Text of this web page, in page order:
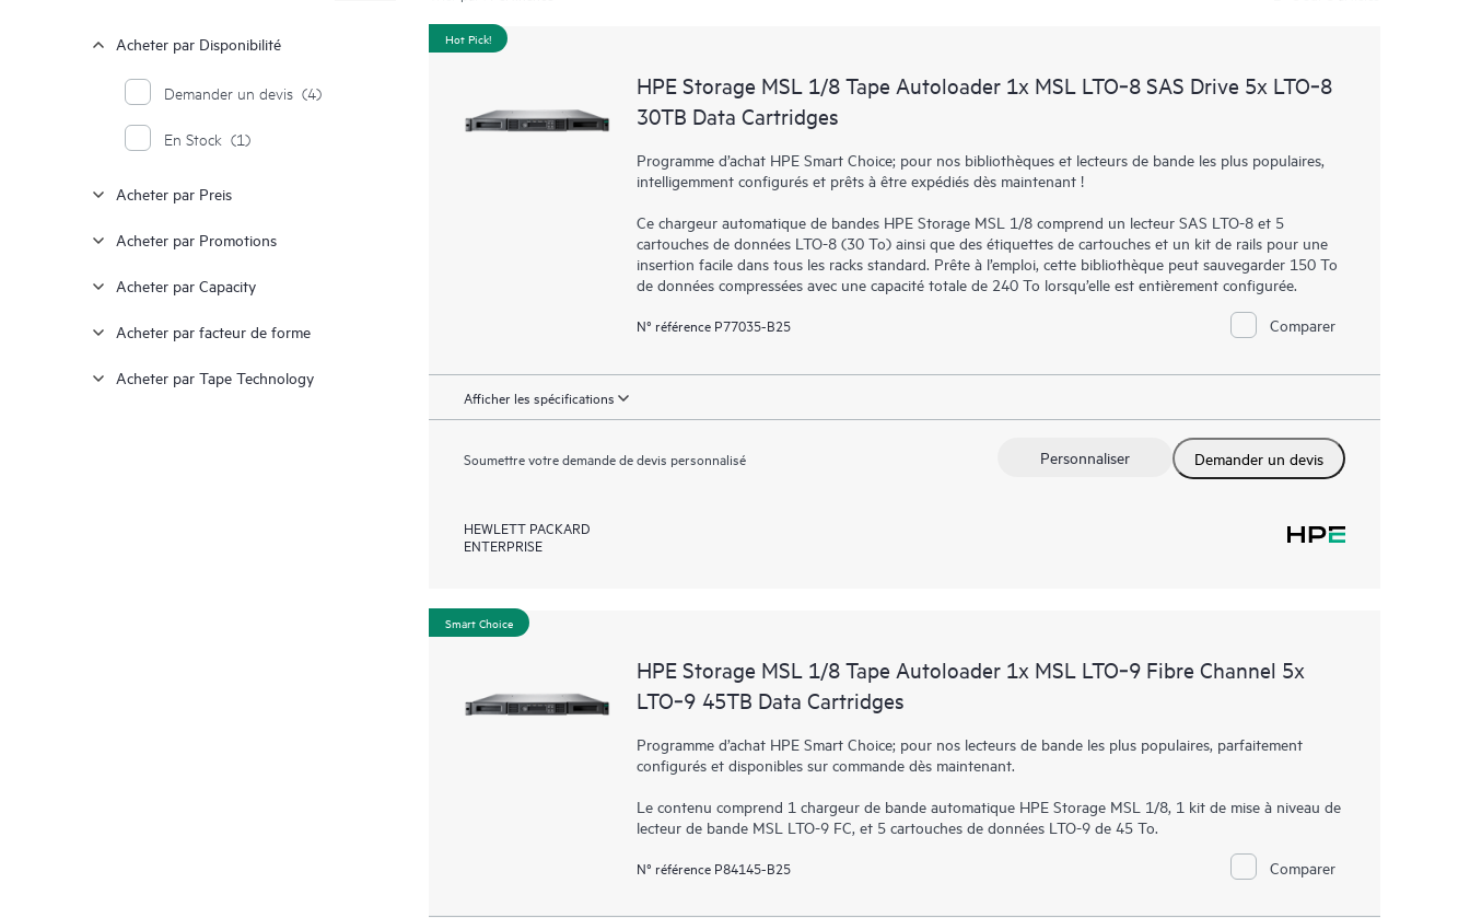
Acheter par Disponibilité
Demander un devis (4)
En Stock (1)
Acheter par Preis
Acheter par Promotions
Acheter par Capacity
Acheter par facteur de forme
Acheter par Tape Technology
Hot Pick!
HPE Storage MSL 1/8 Tape Autoloader 1x MSL LTO‑8 SAS Drive 5x LTO‑8
30TB Data Cartridges
Programme d’achat HPE Smart Choice; pour nos bibliothèques et lecteurs de bande les plus populaires,
intelligemment configurés et prêts à être expédiés dès maintenant !
Ce chargeur automatique de bandes HPE Storage MSL 1/8 comprend un lecteur SAS LTO-8 et 5
cartouches de données LTO-8 (30 To) ainsi que des étiquettes de cartouches et un kit de rails pour une
insertion facile dans tous les racks standard. Prête à l’emploi, cette bibliothèque peut sauvegarder 150 To
de données compressées avec une capacité totale de 240 To lorsqu’elle est entièrement configurée.
N° référence P77035-B25 Comparer
Afficher les spécifications
Soumettre votre demande de devis personnalisé Demander un devis
Personnaliser
HEWLETT PACKARD
ENTERPRISE
Smart Choice
HPE Storage MSL 1/8 Tape Autoloader 1x MSL LTO‑9 Fibre Channel 5x
LTO‑9 45TB Data Cartridges
Programme d’achat HPE Smart Choice; pour nos lecteurs de bande les plus populaires, parfaitement
configurés et disponibles sur commande dès maintenant.
Le contenu comprend 1 chargeur de bande automatique HPE Storage MSL 1/8, 1 kit de mise à niveau de
lecteur de bande MSL LTO-9 FC, et 5 cartouches de données LTO-9 de 45 To.
N° référence P84145-B25 Comparer